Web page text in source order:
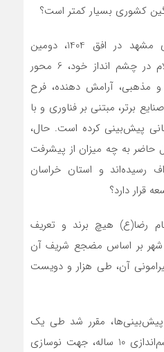
کشوری بسیار کمتر است؟
طبق سند چشم‌انداز شهری مشهد در افق 1404، دومین
کلان‌شهر مذهبی جهان اسلام در چشم انداز خود، 6 محور
و مذهبی، آرامش دهنده، فرح
برتر، مبتنی بر فناوری و با
پیش‌بینی کرده است. حال،
حاضر به چه میزان از پیشرفت
رسیده‌اند و استان خراسان
قرار دارد؟
رضا(ع) هیچ برند و تعریف
بر اساس مضجع شریف آن
آن، طی هزار و دویست
اساس پیش‌بینی‌ها، مقرر شد طی یک
طرح کارشناسی شده با چشم‌اندازی 10 ساله، جهت نوسازی